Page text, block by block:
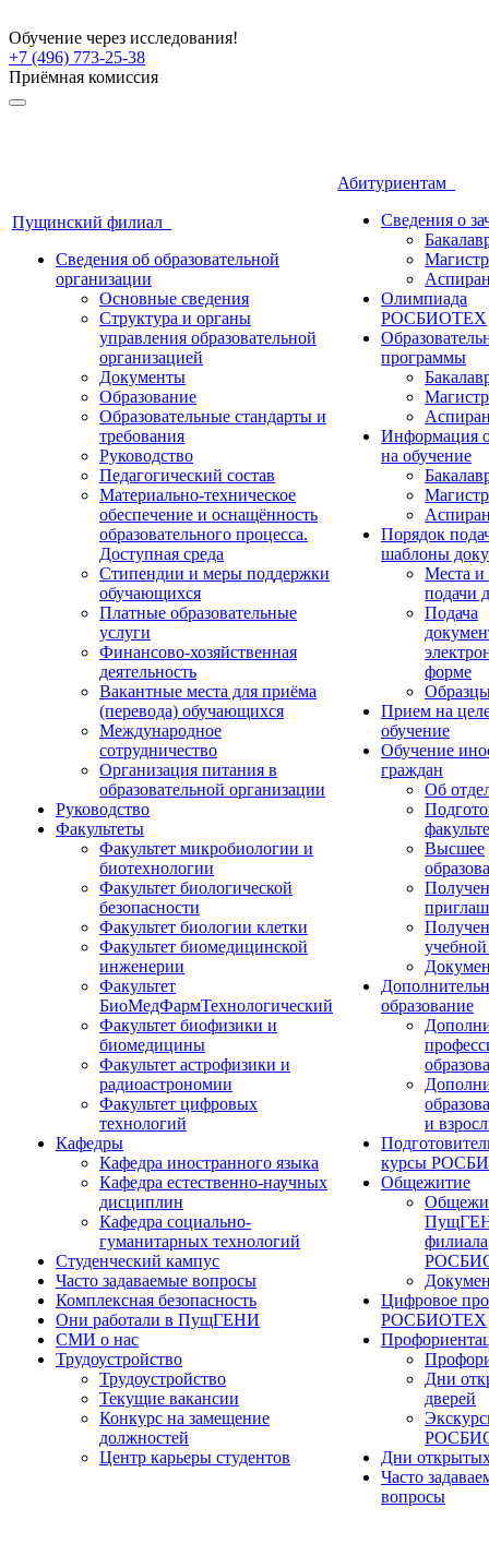
Обучение через исследования!
+7 (496) 773-25-38
Приёмная комиссия
Пущинский филиал
Сведения об образовательной
организации
Основные сведения
Структура и органы
управления образовательной
организацией
Документы
Образование
Образовательные стандарты и
требования
Руководство
Педагогический состав
Материально-техническое
обеспечение и оснащённость
образовательного процесса.
Доступная среда
Стипендии и меры поддержки
обучающихся
Платные образовательные
услуги
Финансово-хозяйственная
деятельность
Вакантные места для приёма
(перевода) обучающихся
Международное
сотрудничество
Организация питания в
образовательной организации
Руководство
Факультеты
Факультет микробиологии и
биотехнологии
Факультет биологической
безопасности
Факультет биологии клетки
Факультет биомедицинской
инженерии
Факультет
БиоМедФармТехнологический
Факультет биофизики и
биомедицины
Факультет астрофизики и
радиоастрономии
Факультет цифровых
технологий
Кафедры
Кафедра иностранного языка
Кафедра естественно-научных
дисциплин
Кафедра социально-
гуманитарных технологий
Студенческий кампус
Часто задаваемые вопросы
Комплексная безопасность
Они работали в ПущГЕНИ
СМИ о нас
Трудоустройство
Трудоустройство
Текущие вакансии
Конкурс на замещение
должностей
Центр карьеры студентов
Абитуриентам
Сведения о
Олимпиада
РОСБИОТЕХ
программы
Информация
на обучение
Порядок
шаблоны
Места и
подачи
Подача
форме
Прием на
обучение
Обучение
граждан
Об
Высшее
образование
и
курсы
Общежитие
филиала
Цифровое
РОСБИОТЕХ
Дни
дверей
Дни
Часто
вопросы